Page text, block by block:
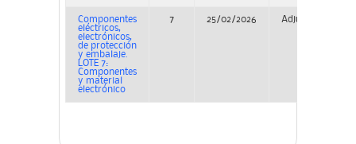
Componentes
eléctricos,
electrónicos,
de protección
y embalaje.
LOTE 7:
Componentes
y material
electrónico
7 25/02/2026 Adjudicación